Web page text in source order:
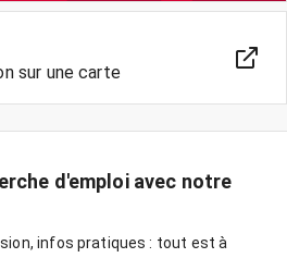
sur une carte
d'emploi avec notre
infos pratiques : tout est à